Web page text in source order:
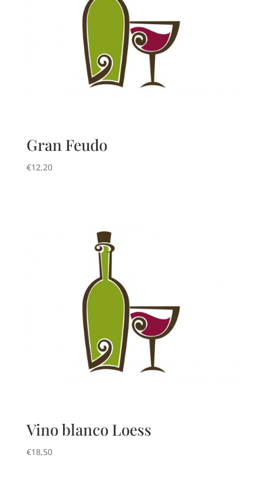
Gran Feudo
€12,20
Vino blanco Loess
€18,50